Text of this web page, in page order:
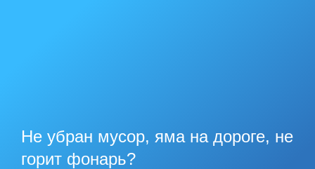
Не убран мусор, яма на дороге, не
горит фонарь?